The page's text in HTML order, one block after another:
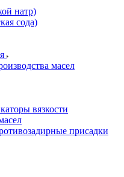
натр)
сода)
масел
вязкости
присадки